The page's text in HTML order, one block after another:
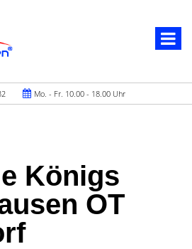
Mo. - Fr. 10.00 - 18.00 Uhr
Königs
OT